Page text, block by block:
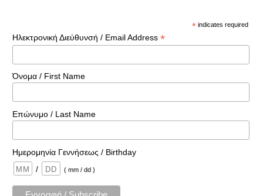
* indicates required
Ηλεκτρονική Διεύθυνσή / Email Address *
Όνομα / First Name
Επώνυμο / Last Name
Ημερομηνία Γεννήσεως / Birthday
/
( mm / dd )